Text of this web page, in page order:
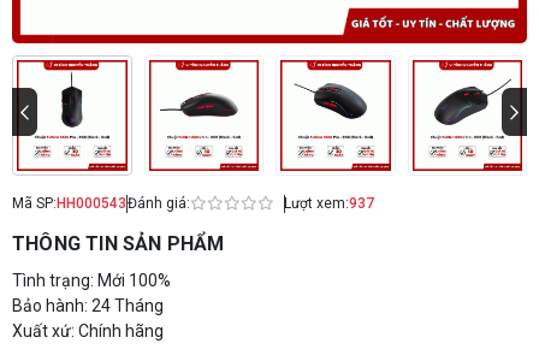
Mã SP: HH000543Đánh giá: Lượt xem:937
THÔNG TIN SẢN PHẨM
Tình trạng: Mới 100%
Bảo hành: 24 Tháng
Xuất xứ: Chính hãng